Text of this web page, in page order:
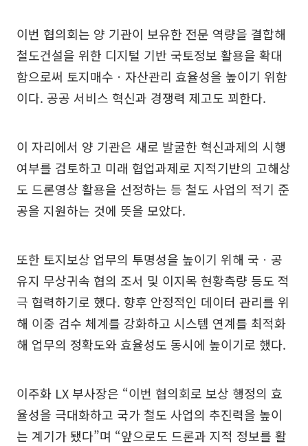
이번 협의회는 양 기관이 보유한 전문 역량을 결합해
철도건설을 위한 디지털 기반 국토정보 활용을 확대
함으로써 토지매수ㆍ자산관리 효율성을 높이기 위함
이다. 공공 서비스 혁신과 경쟁력 제고도 꾀한다.
이 자리에서 양 기관은 새로 발굴한 혁신과제의 시행
여부를 검토하고 미래 협업과제로 지적기반의 고해상
도 드론영상 활용을 선정하는 등 철도 사업의 적기 준
공을 지원하는 것에 뜻을 모았다.
또한 토지보상 업무의 투명성을 높이기 위해 국ㆍ공
유지 무상귀속 협의 조서 및 이지목 현황측량 등도 적
극 협력하기로 했다. 향후 안정적인 데이터 관리를 위
해 이중 검수 체계를 강화하고 시스템 연계를 최적화
해 업무의 정확도와 효율성도 동시에 높이기로 했다.
이주화 LX 부사장은 “이번 협의회로 보상 행정의 효
율성을 극대화하고 국가 철도 사업의 추진력을 높이
는 계기가 됐다”며 “앞으로도 드론과 지적 정보를 활